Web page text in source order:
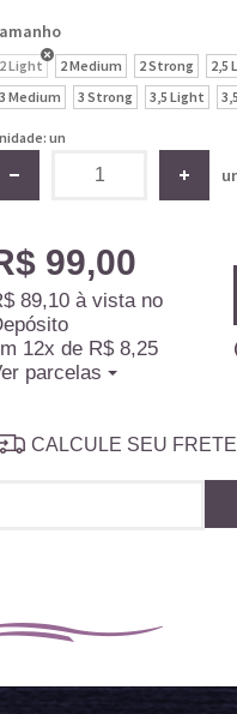
2 Light 2 Medium 2 Strong 2,5
3 Medium
3 Strong 3,5 Light
un
99,00
89,10 à vista no
12x de R$ 8,25
parcelas
CALCULE SEU FRETE